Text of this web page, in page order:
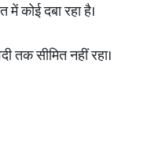
कोई दबा रहा है।
तक सीमित नहीं रहा।